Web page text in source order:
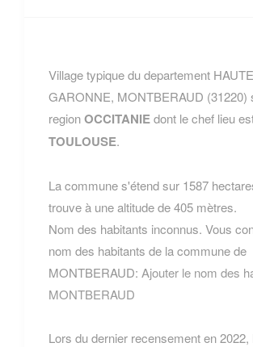
Village typique du departement HAUTE
GARONNE, MONTBERAUD (31220)
regionOCCITANIEdont le chef lieu
TOULOUSE.
La commune s'étend sur 1587
trouve à une altitude de 405 mètres.
Nom des habitants inconnus. Vous
nom des habitants de la commune de
MONTBERAUD: Ajouter le nom des
MONTBERAUD
Lors du dernier recensement en 2022,